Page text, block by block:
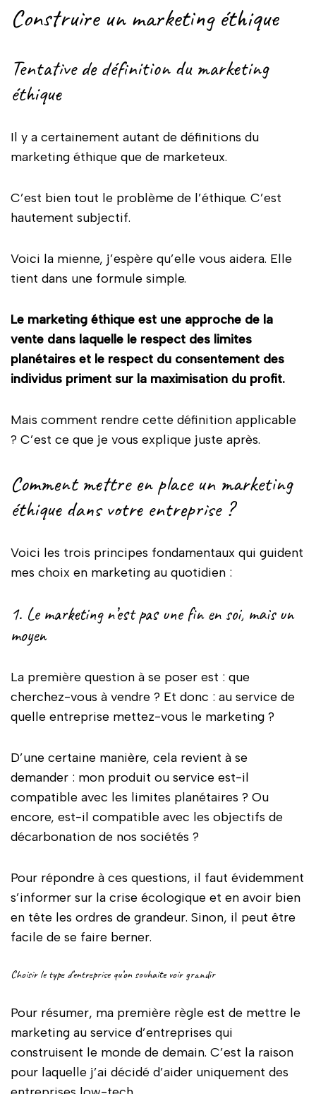
Construire un marketing éthique
Tentative de définition du marketing
éthique
Il y a certainement autant de définitions du
marketing éthique que de marketeux.
C’est bien tout le problème de l’éthique. C’est
hautement subjectif.
Voici la mienne, j’espère qu’elle vous aidera. Elle
tient dans une formule simple.
Le marketing éthique est une approche de la
vente dans laquelle le respect des limites
planétaires et le respect du consentement des
individus priment sur la maximisation du profit.
Mais comment rendre cette définition applicable
? C’est ce que je vous explique juste après.
Comment mettre en place un marketing
éthique dans votre entreprise ?
Voici les trois principes fondamentaux qui guident
mes choix en marketing au quotidien :
1. Le marketing n’est pas une fin en soi, mais un
moyen
La première question à se poser est : que
cherchez-vous à vendre ? Et donc : au service de
quelle entreprise mettez-vous le marketing ?
D’une certaine manière, cela revient à se
demander : mon produit ou service est-il
compatible avec les limites planétaires ? Ou
encore, est-il compatible avec les objectifs de
décarbonation de nos sociétés ?
Pour répondre à ces questions, il faut évidemment
s’informer sur la crise écologique et en avoir bien
en tête les ordres de grandeur. Sinon, il peut être
facile de se faire berner.
Choisir le type d’entreprise qu’on souhaite voir grandir
Pour résumer, ma première règle est de mettre le
marketing au service d’entreprises qui
construisent le monde de demain. C’est la raison
pour laquelle j’ai décidé d’aider uniquement des